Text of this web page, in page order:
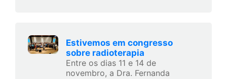
Estivemos em congresso
sobre radioterapia
Entre os dias 11 e 14 de
novembro, a Dra. Fernanda